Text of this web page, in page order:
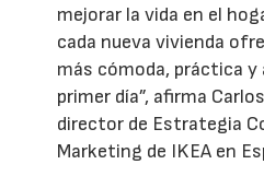
mejorar la vida en el
cada nueva vivienda
más cómoda, práctica y
primer día”, afirma
director de Estrategia
Marketing de IKEA en